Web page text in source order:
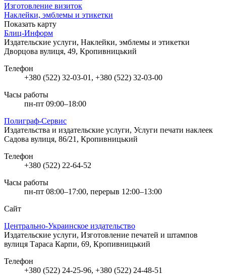
Изготовление визиток
Наклейки, эмблемы и этикетки
Показать карту
Блиц-Информ
Издательские услуги, Наклейки, эмблемы и этикетки
Дворцова вулиця, 49, Кропивницький
Телефон
+380 (522) 32-03-01, +380 (522) 32-03-00
Часы работы
пн-пт 09:00–18:00
Полиграф-Сервис
Издательства и издательские услуги, Услуги печати наклеек
Садова вулиця, 86/21, Кропивницький
Телефон
+380 (522) 22-64-52
Часы работы
пн-пт 08:00–17:00, перерыв 12:00–13:00
Сайт
Центрально-Украинское издательство
Издательские услуги, Изготовление печатей и штампов
вулиця Тараса Карпи, 69, Кропивницький
Телефон
+380 (522) 24-25-96, +380 (522) 24-48-51